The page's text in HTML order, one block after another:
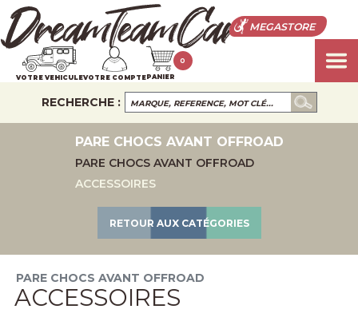
MEGASTORE
VOTRE VEHICULEVOTRE COMPTEPANIER
0
RECHERCHE :
PARE CHOCS AVANT OFFROAD
PARE CHOCS AVANT OFFROAD
ACCESSOIRES
RETOUR AUX CATÉGORIES
PARE CHOCS AVANT OFFROAD
ACCESSOIRES